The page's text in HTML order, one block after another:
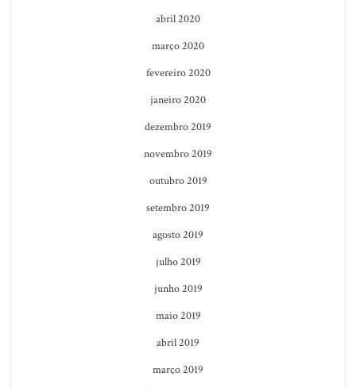
abril 2020
março 2020
fevereiro 2020
janeiro 2020
dezembro 2019
novembro 2019
outubro 2019
setembro 2019
agosto 2019
julho 2019
junho 2019
maio 2019
abril 2019
março 2019